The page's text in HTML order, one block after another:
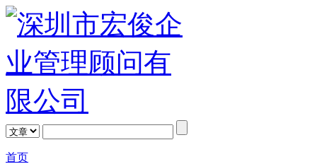
首页